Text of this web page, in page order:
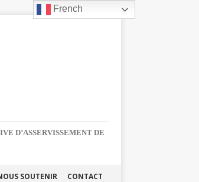
D’ASSERVISSEMENT DE
SOUTENIR CONTACT
French